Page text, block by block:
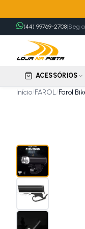
(44) 99769-2708|Seg
ACESSÓRIOS
Início/FAROL/Farol